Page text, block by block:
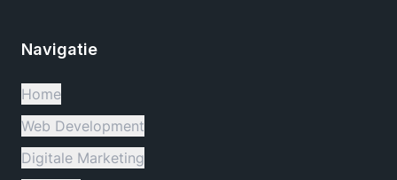
Navigatie
Home
Web Development
Digitale Marketing